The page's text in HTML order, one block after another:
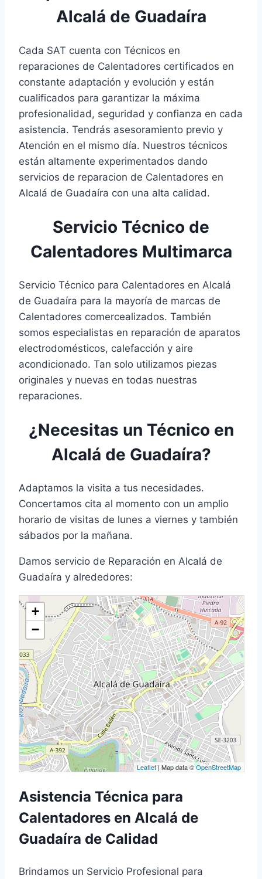
Alcalá de Guadaíra
Cada SAT cuenta con Técnicos en
reparaciones de Calentadores certificados en
constante adaptación y evolución y están
cualificados para garantizar la máxima
profesionalidad, seguridad y confianza en cada
asistencia. Tendrás asesoramiento previo y
Atención en el mismo día. Nuestros técnicos
están altamente experimentados dando
servicios de reparacion de Calentadores en
Alcalá de Guadaíra con una alta calidad.
Servicio Técnico de
Calentadores Multimarca
Servicio Técnico para Calentadores en Alcalá
de Guadaíra para la mayoría de marcas de
Calentadores comercealizados. También
somos especialistas en reparación de aparatos
electrodomésticos, calefacción y aire
acondicionado. Tan solo utilizamos piezas
originales y nuevas en todas nuestras
reparaciones.
¿Necesitas un Técnico en
Alcalá de Guadaíra?
Adaptamos la visita a tus necesidades.
Concertamos cita al momento con un amplio
horario de visitas de lunes a viernes y también
sábados por la mañana.
Damos servicio de Reparación en Alcalá de
Guadaíra y alrededores:
+
−
Leaflet | Map data ©OpenStreetMap
Asistencia Técnica para
Calentadores en Alcalá de
Guadaíra de Calidad
Brindamos un Servicio Profesional para